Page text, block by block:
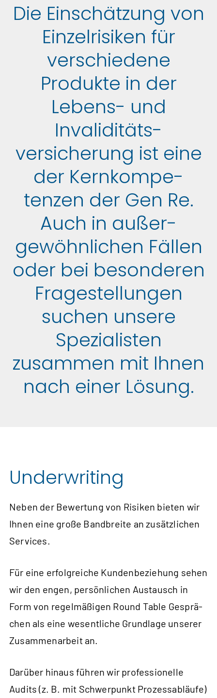
Die Einschät­zung von
Einzel­risiken für
verschie­dene
Produkte in der
Lebens- und
Invaliditäts­
versicherung ist eine
der Kern­kompe­
tenzen der Gen Re.
Auch in außer­
gewöhn­lichen Fällen
oder bei beson­deren
Frage­stellungen
suchen unsere
Spezialisten
zusammen mit Ihnen
nach einer Lösung.
Underwriting
Neben der Bewer­tung von Risiken bieten wir
Ihnen eine große Band­breite an zusätz­lichen
Services.
Für eine erfolg­reiche Kunden­beziehung sehen
wir den engen, persönlichen Aus­tausch in
Form von regel­mäßigen Round Table Gesprä­
chen als eine wesent­liche Grund­lage unserer
Zusammen­arbeit an.
Darüber hinaus führen wir profes­sionelle
Audits (z. B. mit Schwer­punkt Prozess­abläufe)